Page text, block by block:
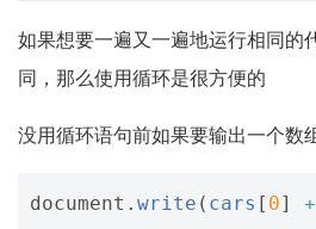
如果想要一遍又一遍地运行相同的
同，那么使用循环是很方便的
没用循环语句前如果要输出一个数
document . write ( cars [ 0] +